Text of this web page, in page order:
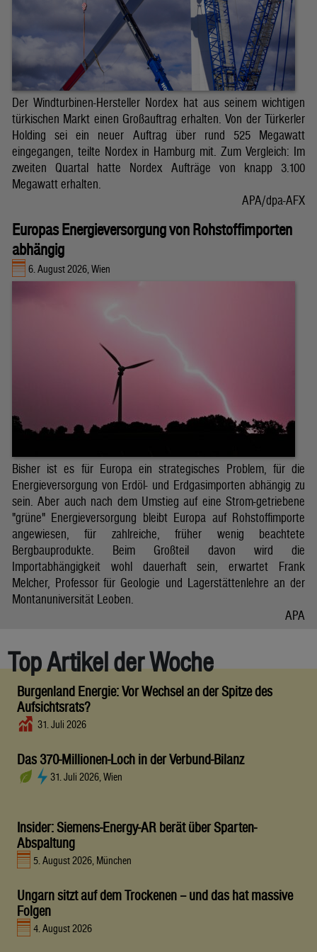
Der Windturbinen-Hersteller Nordex hat aus seinem wichtigen
türkischen Markt einen Großauftrag erhalten. Von der Türkerler
Holding sei ein neuer Auftrag über rund 525 Megawatt
eingegangen, teilte Nordex in Hamburg mit. Zum Vergleich: Im
zweiten Quartal hatte Nordex Aufträge von knapp 3.100
Megawatt erhalten.
APA/dpa-AFX
Europas Energieversorgung von Rohstoffimporten
abhängig
6. August 2026, Wien
Bisher ist es für Europa ein strategisches Problem, für die
Energieversorgung von Erdöl- und Erdgasimporten abhängig zu
sein. Aber auch nach dem Umstieg auf eine Strom-getriebene
"grüne" Energieversorgung bleibt Europa auf Rohstoffimporte
angewiesen, für zahlreiche, früher wenig beachtete
Bergbauprodukte. Beim Großteil davon wird die
Importabhängigkeit wohl dauerhaft sein, erwartet Frank
Melcher, Professor für Geologie und Lagerstättenlehre an der
Montanuniversität Leoben.
APA
Top Artikel der Woche
Burgenland Energie: Vor Wechsel an der Spitze des
Aufsichtsrats?
31. Juli 2026
Das 370-Millionen-Loch in der Verbund-Bilanz
31. Juli 2026, Wien
Insider: Siemens-Energy-AR berät über Sparten-
Abspaltung
5. August 2026, München
Ungarn sitzt auf dem Trockenen – und das hat massive
Folgen
4. August 2026